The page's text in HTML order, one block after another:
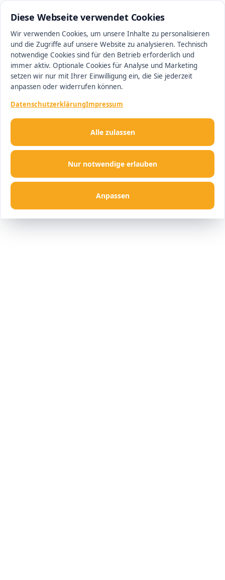
Diese Webseite verwendet Cookies
Wir verwenden Cookies, um unsere Inhalte zu personalisieren
und die Zugriffe auf unsere Website zu analysieren. Technisch
notwendige Cookies sind für den Betrieb erforderlich und
immer aktiv. Optionale Cookies für Analyse und Marketing
setzen wir nur mit Ihrer Einwilligung ein, die Sie jederzeit
anpassen oder widerrufen können.
DatenschutzerklärungImpressum
Nur notwendige erlauben
Anpassen
Alle zulassen